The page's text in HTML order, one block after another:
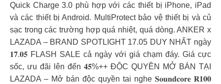
Quick Charge 3.0 phù hợp với các thiết bị iPhone, iPad
và các thiết bị Android. MultiProtect bảo vệ thiết bị và củ
sạc trong các trường hợp quá nhiệt, quá dòng. ANKER x
LAZADA – BRAND SPOTLIGHT 17.05 DUY NHẤT ngày
𝟏𝟕.𝟎𝟓 FLASH SALE cả ngày với giá chạm đáy. Giá cực
sốc, ưu đãi lên đến 𝟒𝟓%++ ĐỘC QUYỀN MỞ BÁN TẠI
LAZADA – Mở bán độc quyền tai nghe 𝐒𝐨𝐮𝐧𝐝𝐜𝐨𝐫𝐞 𝐑𝟏𝟎𝟎